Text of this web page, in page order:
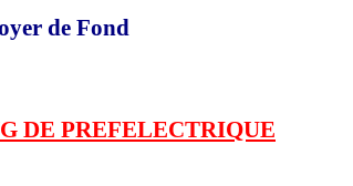
de Fond
DE PREFELECTRIQUE